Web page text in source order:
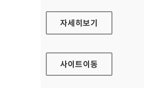
화성시복지재단
자세히보기
사이트이동